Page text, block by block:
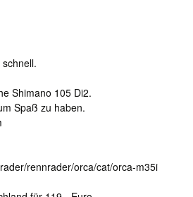
Shimano 105 Di2.
Spaß zu haben.
rennrader/orca/cat/orca-m35i